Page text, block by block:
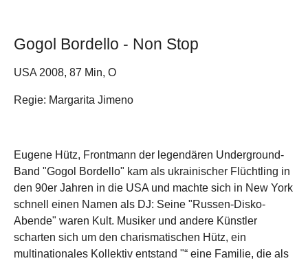
Gogol Bordello - Non Stop
USA 2008, 87 Min, O
Regie: Margarita Jimeno
Eugene Hütz, Frontmann der legendären Underground-
Band "Gogol Bordello" kam als ukrainischer Flüchtling in
den 90er Jahren in die USA und machte sich in New York
schnell einen Namen als DJ: Seine "Russen-Disko-
Abende" waren Kult. Musiker und andere Künstler
scharten sich um den charismatischen Hütz, ein
multinationales Kollektiv entstand "“ eine Familie, die als